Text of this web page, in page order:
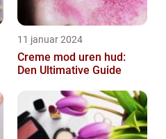
11 januar 2024
Creme mod uren hud:
Den Ultimative Guide